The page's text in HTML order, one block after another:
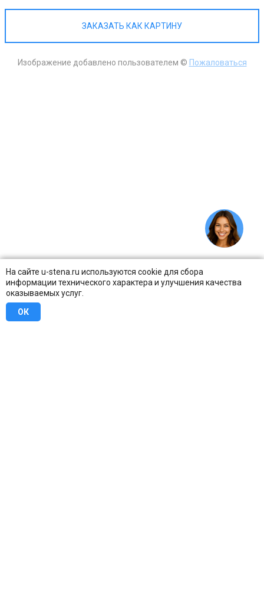
На сайте u-stena.ru используются cookie для сбора
информации технического характера и улучшения качества
оказываемых услуг.
ОК
ЗАКАЗАТЬ КАК КАРТИНУ
Изображение добавлено пользователем © Пожаловаться